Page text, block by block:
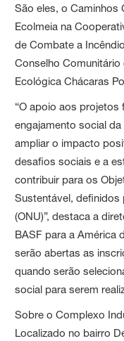
São eles, o Caminhos
Ecolmeia na
de Combate a
Conselho
Ecológica Chácaras
“O apoio aos projetos
engajamento social
ampliar o impacto
desafios sociais e a
contribuir para os
Sustentável, definidos
(ONU)”, destaca a
BASF para a América
serão abertas as
quando serão
social para serem
Sobre o Complexo
Localizado no bairro